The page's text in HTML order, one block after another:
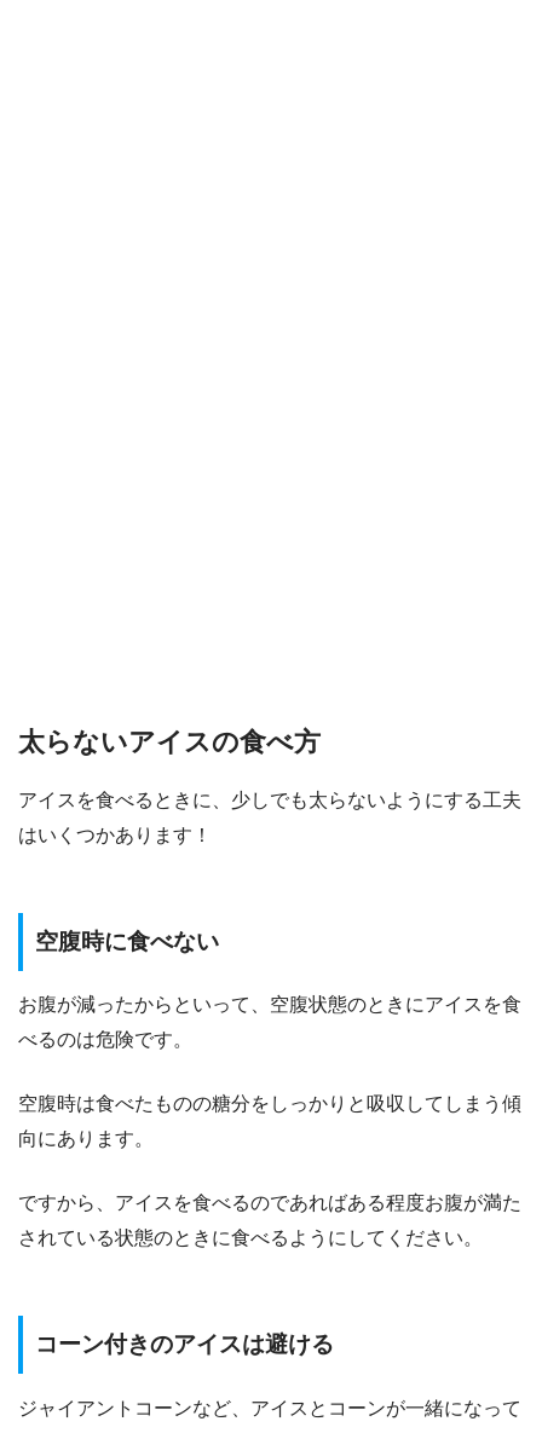
太らないアイスの食べ方
アイスを食べるときに、少しでも太らないようにする工夫
はいくつかあります！
空腹時に食べない
お腹が減ったからといって、空腹状態のときにアイスを食
べるのは危険です。
空腹時は食べたものの糖分をしっかりと吸収してしまう傾
向にあります。
ですから、アイスを食べるのであればある程度お腹が満た
されている状態のときに食べるようにしてください。
コーン付きのアイスは避ける
ジャイアントコーンなど、アイスとコーンが一緒になって